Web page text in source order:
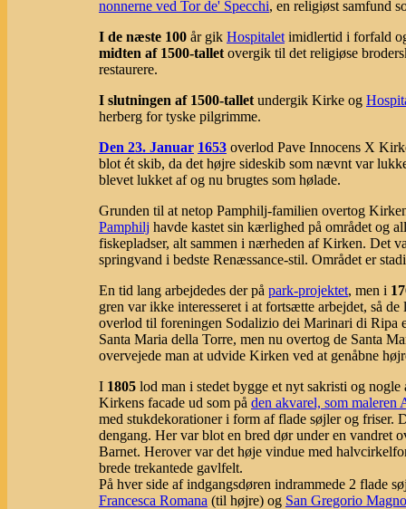
nonnerne ved Tor de' Specchi, en religiøst samfund
I de næste 100 år gik Hospitalet imidlertid i forfald
midten af 1500-tallet overgik til det religiøse
restaurere.
I slutningen af 1500-tallet undergik Kirke og
herberg for tyske pilgrimme.
Den 23. Januar 1653 overlod Pave Innocens X
blot ét skib, da det højre sideskib som nævnt var
blevet lukket af og nu brugtes som hølade.
Grunden til at netop Pamphilj-familien overtog
Pamphilj havde kastet sin kærlighed på området og
fiskepladser, alt sammen i nærheden af Kirken. Det
springvand i bedste Renæssance-stil. Området er
En tid lang arbejdedes der på park-projektet, men i
gren var ikke interesseret i at fortsætte arbejdet, så
overlod til foreningen Sodalizio dei Marinari di Ripa
Santa Maria della Torre, men nu overtog de Santa
overvejede man at udvide Kirken ved at genåbne
I 1805 lod man i stedet bygge et nyt sakristi og
Kirkens facade ud som på den akvarel, som
med stukdekorationer i form af flade søjler og friser.
dengang. Her var blot en bred dør under en vandret
Barnet. Herover var det høje vindue med
brede trekantede gavlfelt.
På hver side af indgangsdøren indrammede 2 flade
Francesca Romana (til højre) og San Gregorio Magno